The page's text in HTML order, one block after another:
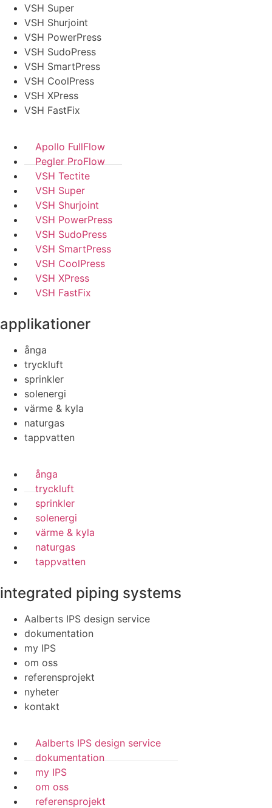
VSH Super
VSH Shurjoint
VSH PowerPress
VSH SudoPress
VSH SmartPress
VSH CoolPress
VSH XPress
VSH FastFix
Apollo FullFlow
Pegler ProFlow
VSH Tectite
VSH Super
VSH Shurjoint
VSH PowerPress
VSH SudoPress
VSH SmartPress
VSH CoolPress
VSH XPress
VSH FastFix
applikationer
ånga
tryckluft
sprinkler
solenergi
värme & kyla
naturgas
tappvatten
ånga
tryckluft
sprinkler
solenergi
värme & kyla
naturgas
tappvatten
integrated piping systems
Aalberts IPS design service
dokumentation
my IPS
om oss
referensprojekt
nyheter
kontakt
Aalberts IPS design service
dokumentation
my IPS
om oss
referensprojekt